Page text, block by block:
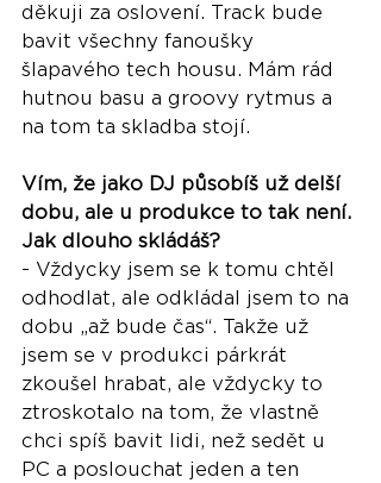
děkuji za oslovení. Track bude
bavit všechny fanoušky
šlapavého tech housu. Mám rád
hutnou basu a groovy rytmus a
na tom ta skladba stojí.
Vím, že jako DJ působíš už delší
dobu, ale u produkce to tak není.
Jak dlouho skládáš?
- Vždycky jsem se k tomu chtěl
odhodlat, ale odkládal jsem to na
dobu „až bude čas“. Takže už
jsem se v produkci párkrát
zkoušel hrabat, ale vždycky to
ztroskotalo na tom, že vlastně
chci spíš bavit lidi, než sedět u
PC a poslouchat jeden a ten